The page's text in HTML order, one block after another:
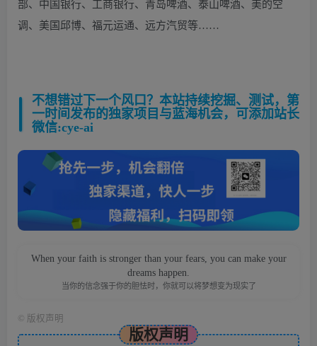
部、中国银行、工商银行、青岛啤酒、泰山啤酒、美的空
调、美国邱博、福元运通、远方汽贸等……
不想错过下一个风口？本站持续挖掘、测试，第
一时间发布的独家项目与蓝海机会，可添加站长
微信:cye-ai
When your faith is stronger than your fears, you can make your
dreams happen.
当你的信念强于你的胆怯时，你就可以将梦想变为现实了
版权声明
版权声明